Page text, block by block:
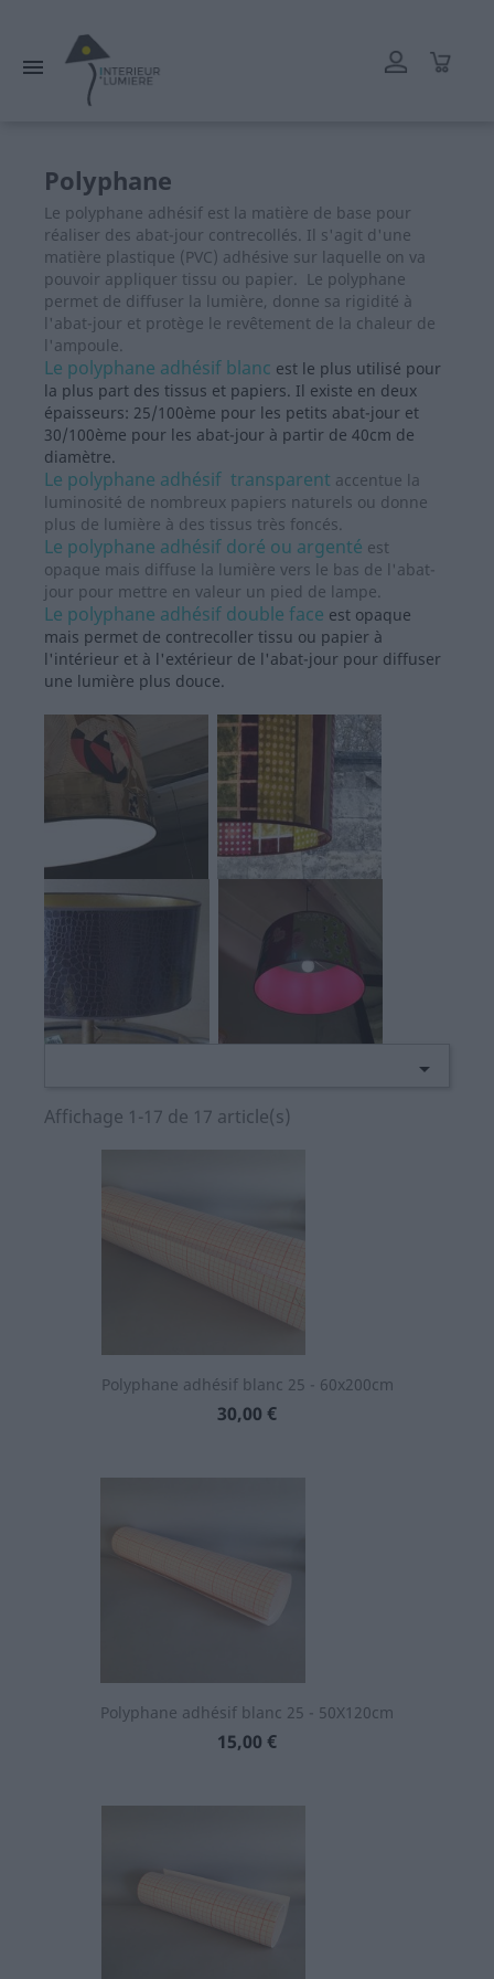
L'atelier reste ouvert tout l'été mais les délais de livraison

Polyphane
Le polyphane adhésif est la matière de base pour
réaliser des abat-jour contrecollés. Il s'agit d'une
matière plastique (PVC) adhésive sur laquelle on va
pouvoir appliquer tissu ou papier. Le polyphane
permet de diffuser la lumière, donne sa rigidité à
l'abat-jour et protège le revêtement de la chaleur de
l'ampoule.
Le polyphane adhésif blanc est le plus utilisé pour
la plus part des tissus et papiers. Il existe en deux
épaisseurs: 25/100ème pour les petits abat-jour et
30/100ème pour les abat-jour à partir de 40cm de
diamètre.
Le polyphane adhésif transparent accentue la
luminosité de nombreux papiers naturels ou donne
plus de lumière à des tissus très foncés.
Le polyphane adhésif doré ou argenté est
opaque mais diffuse la lumière vers le bas de l'abat-
jour pour mettre en valeur un pied de lampe.
Le polyphane adhésif double face est opaque
mais permet de contrecoller tissu ou papier à
l'intérieur et à l'extérieur de l'abat-jour pour diffuser
une lumière plus douce.

Affichage 1-17 de 17 article(s)
Polyphane adhésif blanc 25 - 60x200cm
Prix
30,00 €
Polyphane adhésif blanc 25 - 50X120cm
Prix
15,00 €